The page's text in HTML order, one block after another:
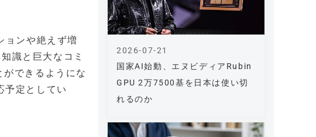
ョンや絶えず増
識と巨大なコミ
できるようにな
予定としてい
国家AI始動、エヌビディアRubin
GPU 2万7500基を日本は使い切
れるのか
2026-07-21